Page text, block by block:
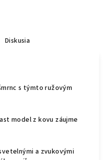
Diskusia
s týmto ružovým
model z kovu záujme
a zvukovými